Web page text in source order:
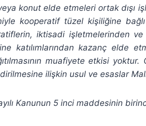
konut elde etmeleri ortak dışı
kooperatif tüzel kişiliğine
iktisadi işletmelerinden
katılımlarından kazanç elde
muafiyete etkisi
ilişkin usul ve esaslar
Kanunun 5 inci maddesinin birinci